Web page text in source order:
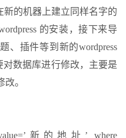
新的机器上建立同样名字的
的安装，接下来导
、插件等到新的wordpress
数据库进行修改，主要是
改。
新的地址’ where